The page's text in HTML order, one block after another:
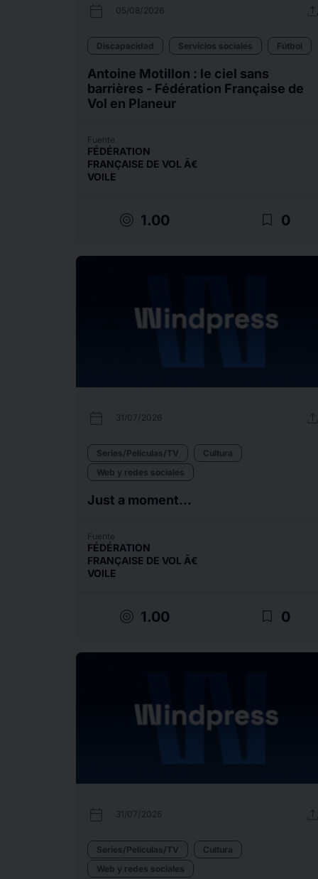
calendar_today 05/08/2026
Discapacidad Servicios sociales Fútbol
Antoine Motillon : le ciel sans
barrières - Fédération Française de
Vol en Planeur
Fuente
FÉDÉRATION
FRANÇAISE DE VOL Ã€
VOILE
target 1.00 bookmark_border 0
calendar_today 31/07/2026
Series/Películas/TV
Cultura
Web y redes sociales
Just a moment...
Fuente
FÉDÉRATION
FRANÇAISE DE VOL Ã€
VOILE
target 1.00 bookmark_border 0
calendar_today 31/07/2026
Series/Películas/TV
Cultura
Web y redes sociales